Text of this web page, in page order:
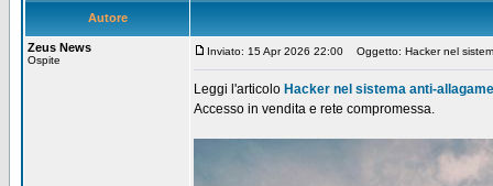
Autore
Zeus News
Ospite
Inviato: 15 Apr 2026 22:00 Oggetto: Hacker nel
Leggi l'articolo Hacker nel sistema anti-
Accesso in vendita e rete compromessa.